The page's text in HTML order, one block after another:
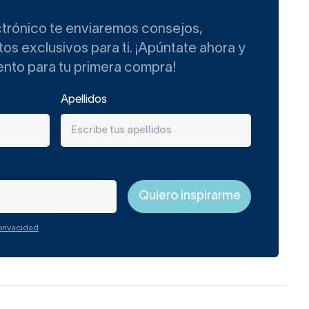
que combinan ambos,
te enviaremos consejos,
exclusivos para ti. ¡Apúntate ahora y
para tu primera compra!
Apellidos